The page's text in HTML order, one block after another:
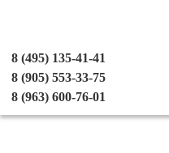
8 (495) 135-41-41
8 (905) 553-33-75
8 (963) 600-76-01